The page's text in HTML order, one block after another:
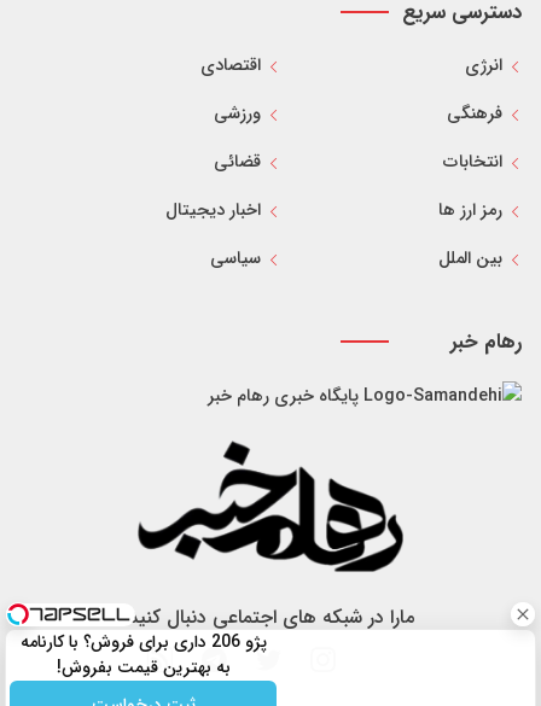
دسترسی سریع
انرژی
اقتصادی
فرهنگی
ورزشی
انتخابات
قضائی
رمز ارز ها
اخبار دیجیتال
بین الملل
سیاسی
رهام خبر
پایگاه خبری رهام خبر
مارا در شبکه های اجتماعی دنبال کنید
پژو 206 داری برای فروش؟ با کارنامه
به بهترین قیمت بفروش!